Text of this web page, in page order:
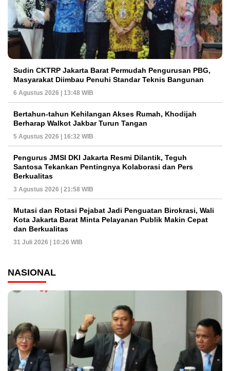
Sudin CKTRP Jakarta Barat Permudah Pengurusan PBG,
Masyarakat Diimbau Penuhi Standar Teknis Bangunan
6 Agustus 2026 | 13:48 WIB
Bertahun-tahun Kehilangan Akses Rumah, Khodijah
Berharap Walkot Jakbar Turun Tangan
5 Agustus 2026 | 16:32 WIB
Pengurus JMSI DKI Jakarta Resmi Dilantik, Teguh
Santosa Tekankan Pentingnya Kolaborasi dan Pers
Berkualitas
3 Agustus 2026 | 21:58 WIB
Mutasi dan Rotasi Pejabat Jadi Penguatan Birokrasi, Wali
Kota Jakarta Barat Minta Pelayanan Publik Makin Cepat
dan Berkualitas
31 Juli 2026 | 10:26 WIB
NASIONAL